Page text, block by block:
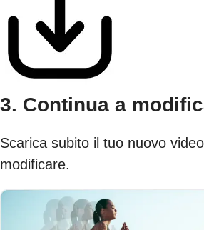
3. Continua a
Scarica subito il tuo nuovo
modificare.